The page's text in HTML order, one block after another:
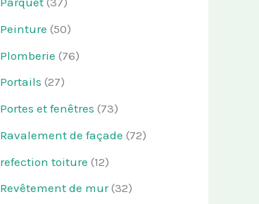
Peinture (50)
Plomberie (76)
Portails (27)
Portes et fenêtres (73)
Ravalement de façade (72)
refection toiture (12)
Revêtement de mur(32)